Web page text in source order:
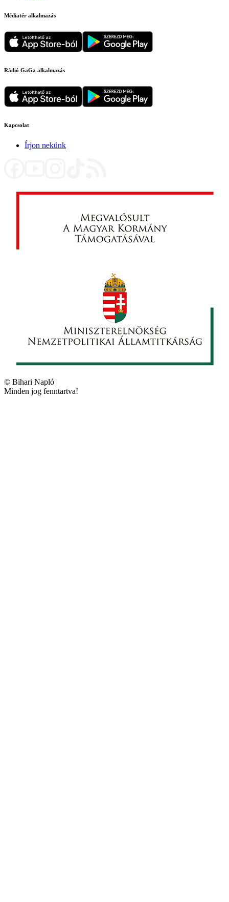
Médiatér alkalmazás
Rádió GaGa alkalmazás
Kapcsolat
Írjon nekünk
© Bihari Napló |
Minden jog fenntartva!